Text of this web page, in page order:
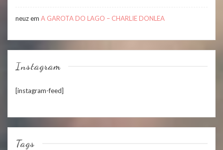
neuzem A GAROTA DO LAGO – CHARLIE DONLEA
Instagram
[instagram-feed]
Tags